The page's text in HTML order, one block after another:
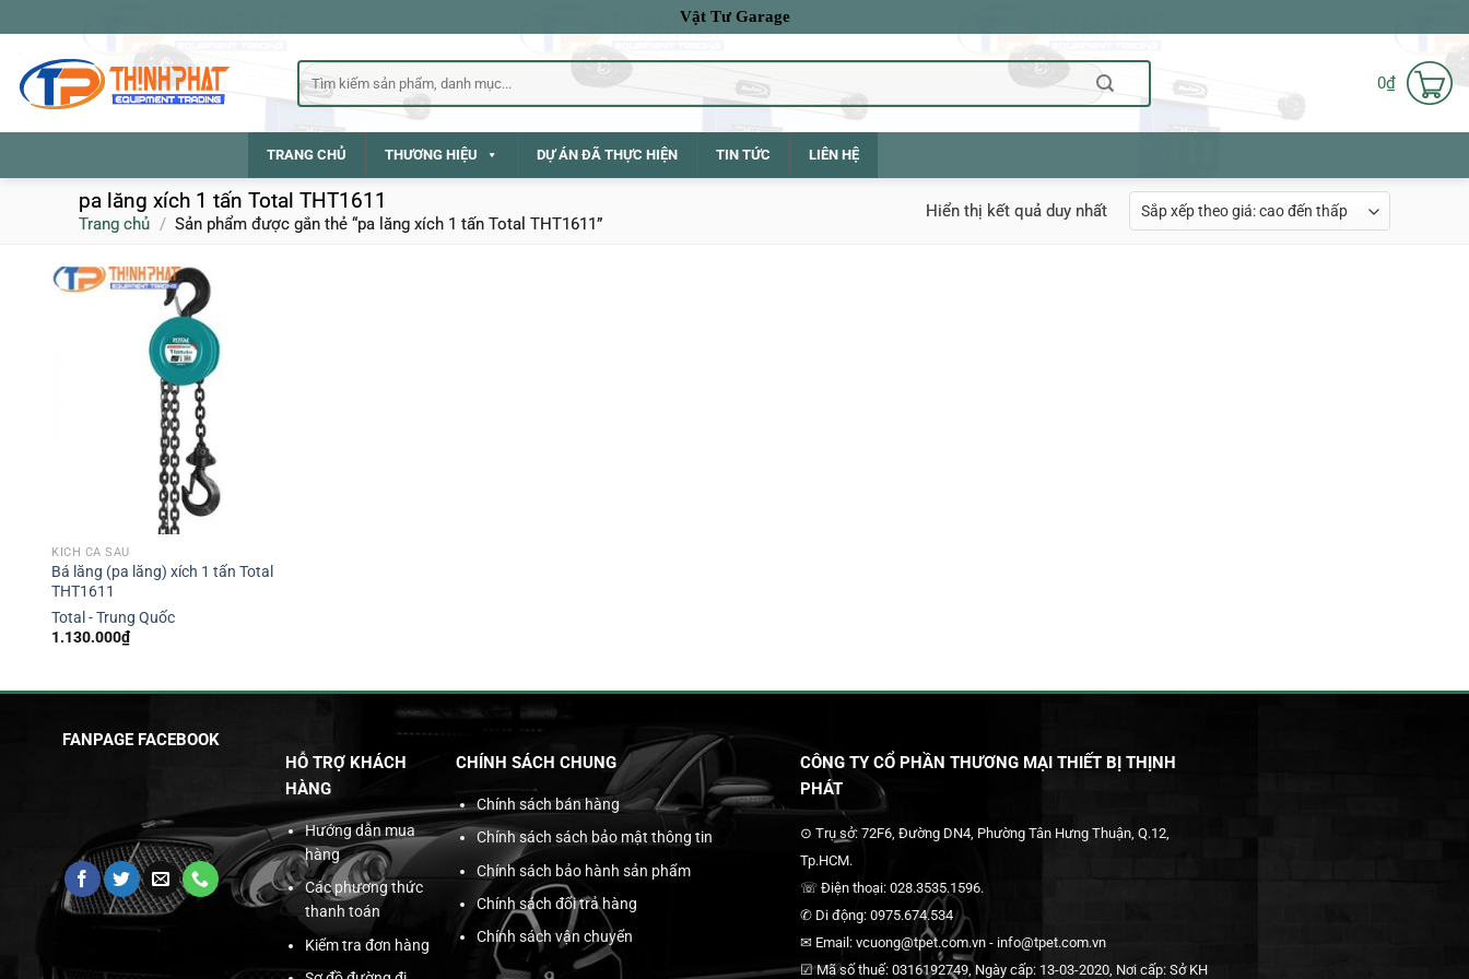
qua
dung
Vật Tư Garage
Tìm
kiếm:
0₫
TRANG CHỦ THƯƠNG HIỆU DỰ ÁN ĐÃ THỰC HIỆN TIN TỨC LIÊN HỆ
pa lăng xích 1 tấn Total THT1611
Trang chủ / Sản phẩm được gắn thẻ “pa lăng xích 1 tấn Total THT1611”
Hiển thị kết quả duy nhất
KÍCH CÁ SẤU
Bá lăng (pa lăng) xích 1 tấn Total
THT1611
Total - Trung Quốc
1.130.000₫
FANPAGE FACEBOOK
HỖ TRỢ KHÁCH
HÀNG
Hướng dẫn mua
hàng
Các phương thức
thanh toán
Kiểm tra đơn hàng
CHÍNH SÁCH CHUNG
Chính sách bán hàng
Chính sách sách bảo mật thông tin
Chính sách bảo hành sản phẩm
Chính sách đổi trả hàng
Chính sách vận chuyển
CÔNG TY CỔ PHẦN THƯƠNG MẠI THIẾT BỊ THỊNH
PHÁT
⊙ Trụ sở: 72F6, Đường DN4, Phường Tân Hưng Thuận, Q.12,
Tp.HCM.
☏ Điện thoại: 028.3535.1596.
✆ Di động: 0975.674.534
✉ Email: vcuong@tpet.com.vn - info@tpet.com.vn
☑ Mã số thuế: 0316192749, Ngày cấp: 13-03-2020, Nơi cấp: Sở KH